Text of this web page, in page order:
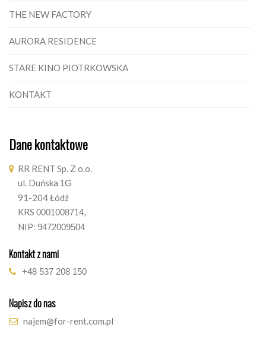
THE NEW FACTORY
AURORA RESIDENCE
STARE KINO PIOTRKOWSKA
KONTAKT
Dane kontaktowe
RR RENT Sp. Z o.o.
ul. Duńska 1G
91-204 Łódź
KRS 0001008714
NIP: 9472009504
Kontakt z nami
+48 537 208 150
Napisz do nas
najem@for-rent.com.pl